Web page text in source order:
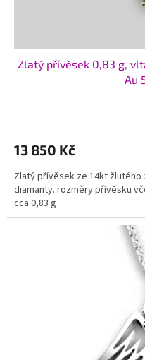
Zlatý přívěsek 0,83 g,
Au
13 850 Kč
Zlatý přívěsek ze 14kt
diamanty. rozměry přívěsku
cca 0,83 g